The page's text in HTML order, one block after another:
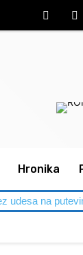
Hronika
udesa na